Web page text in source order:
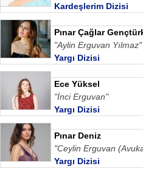
Kardeşlerim Dizisi
Pınar Çağlar
"Aylin Erguvan Yılmaz"
Yargı Dizisi
Ece Yüksel
"İnci Erguvan"
Yargı Dizisi
Pınar Deniz
"Ceylin Erguvan
Yargı Dizisi